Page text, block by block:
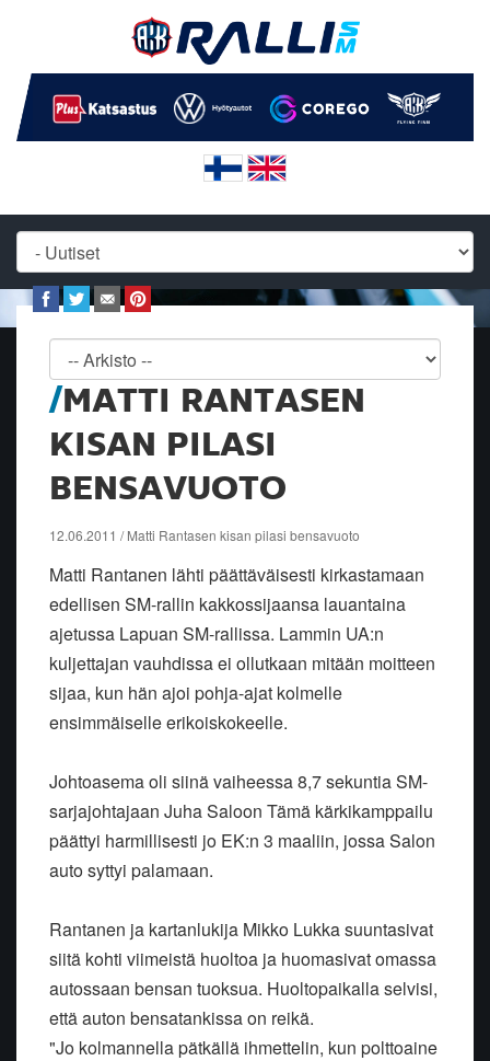
MATTI RANTASEN
KISAN PILASI
BENSAVUOTO
12.06.2011 / Matti Rantasen kisan pilasi bensavuoto
Matti Rantanen lähti päättäväisesti kirkastamaan
edellisen SM-rallin kakkossijaansa lauantaina
ajetussa Lapuan SM-rallissa. Lammin UA:n
kuljettajan vauhdissa ei ollutkaan mitään moitteen
sijaa, kun hän ajoi pohja-ajat kolmelle
ensimmäiselle erikoiskokeelle.
Johtoasema oli siinä vaiheessa 8,7 sekuntia SM-
sarjajohtajaan Juha Saloon Tämä kärkikamppailu
päättyi harmillisesti jo EK:n 3 maaliin, jossa Salon
auto syttyi palamaan.
Rantanen ja kartanlukija Mikko Lukka suuntasivat
siitä kohti viimeistä huoltoa ja huomasivat omassa
autossaan bensan tuoksua. Huoltopaikalla selvisi,
että auton bensatankissa on reikä.
"Jo kolmannella pätkällä ihmettelin, kun polttoaine